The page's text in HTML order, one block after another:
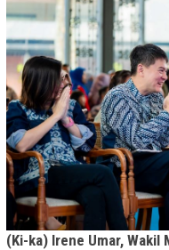
(Ki-ka) Irene Umar,